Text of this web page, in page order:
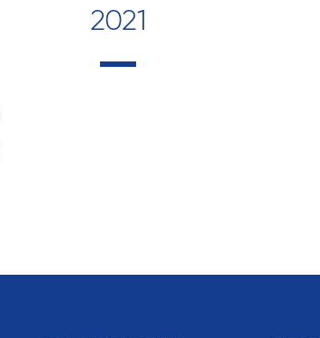
2021